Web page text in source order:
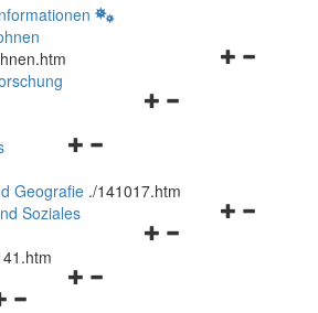
Navigationsmenü
Navigationsmenü
und
schließen
Geografie ./141017.htm
Navigationsmenü
Soziales
Navigationsmenü